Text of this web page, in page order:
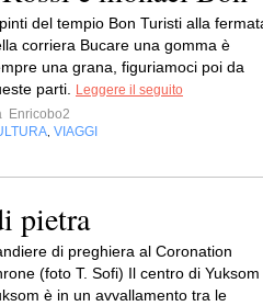
del tempio Bon Turisti alla
corriera Bucare una gomma è
una grana, figuriamoci poi da
parti. Leggere il seguito
Enricobo2
, VIAGGI
pietra
di preghiera al Coronation
(foto T. Sofi) Il centro di Yuksom
è in un avvallamento tra le